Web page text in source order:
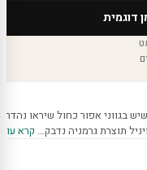
דוגמית
בגווני אפור כחול שיראו נהדר
תוצרת גרמניה נדבק… קרא